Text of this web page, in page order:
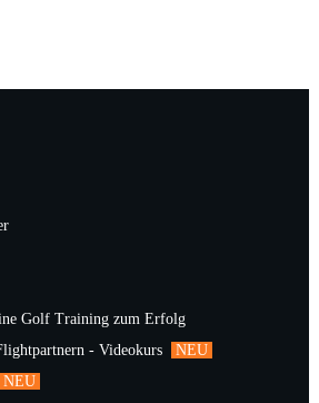
Golf Training zum Erfolg
- Videokurs
NEU
NEU